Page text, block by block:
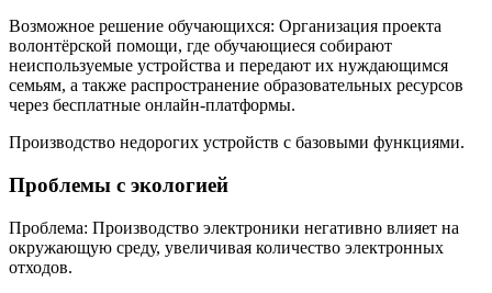
Возможное решение обучающихся: Организация проекта
волонтёрской помощи, где обучающиеся собирают
неиспользуемые устройства и передают их нуждающимся
семьям, а также распространение образовательных ресурсов
через бесплатные онлайн-платформы.
Производство недорогих устройств с базовыми функциями.
Проблемы с экологией
Проблема: Производство электроники негативно влияет на
окружающую среду, увеличивая количество электронных
отходов.